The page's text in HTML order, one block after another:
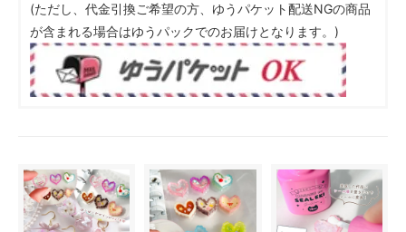
(ただし、代金引換ご希望の方、ゆうパケット配送NGの商品
が含まれる場合はゆうパックでのお届けとなります。)